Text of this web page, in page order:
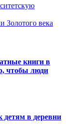
Золотого века
книги в
чтобы люди
в деревни